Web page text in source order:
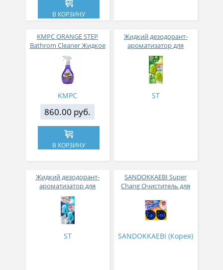
В КОРЗИНУ
KMPC ORANGE STEP
Bathrom Cleaner Жидкое
чистящее средство для
ванной с апельсиновым
маслом 600 мл
KMPC
860.00 руб.
В КОРЗИНУ
Жидкий дезодорант-
ароматизатор для
мусорных корзин
«Цитрус и мята» 2 шт
ST
Жидкий дезодорант-
ароматизатор для
мусорных корзин
Мятный лимонад 2 шт
ST
SANDOKKAEBI Super
Chang Очиститель для
х 2
SANDOKKAEBI (Корея)